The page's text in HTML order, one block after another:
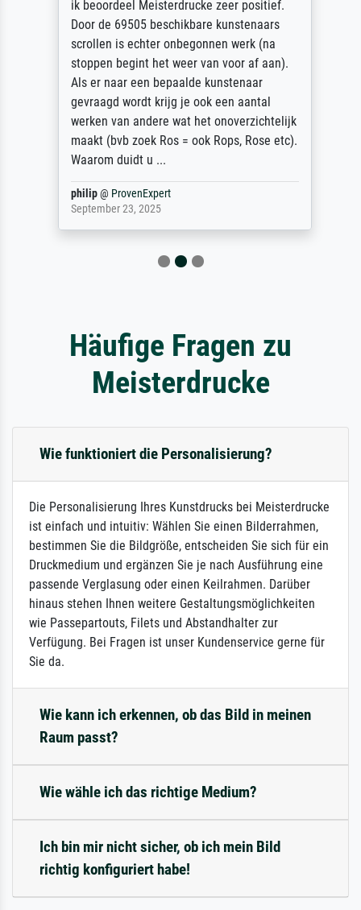
ik beoordeel Meisterdrucke zeer positief.
Door de 69505 beschikbare kunstenaars
scrollen is echter onbegonnen werk (na
stoppen begint het weer van voor af aan).
Als er naar een bepaalde kunstenaar
gevraagd wordt krijg je ook een aantal
werken van andere wat het onoverzichtelijk
maakt (bvb zoek Ros = ook Rops, Rose etc).
Waarom duidt u ...
philip@ProvenExpert
September 23, 2025
Häufige Fragen zu
Meisterdrucke
Wie funktioniert die Personalisierung?
Die Personalisierung Ihres Kunstdrucks bei Meisterdrucke
ist einfach und intuitiv: Wählen Sie einen Bilderrahmen,
bestimmen Sie die Bildgröße, entscheiden Sie sich für ein
Druckmedium und ergänzen Sie je nach Ausführung eine
passende Verglasung oder einen Keilrahmen. Darüber
hinaus stehen Ihnen weitere Gestaltungsmöglichkeiten
wie Passepartouts, Filets und Abstandhalter zur
Verfügung. Bei Fragen ist unser Kundenservice gerne für
Sie da.
Wie kann ich erkennen, ob das Bild in meinen
Raum passt?
Wie wähle ich das richtige Medium?
Ich bin mir nicht sicher, ob ich mein Bild
richtig konfiguriert habe!